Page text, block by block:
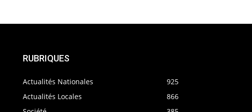
RUBRIQUES
Actualités Nationales
925
Actualités Locales
866